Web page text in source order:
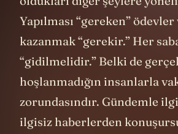
Yapılması “gereken”
kazanmak “gerekir.” Her
“gidilmelidir.” Belki de
hoşlanmadığın insanlarla
zorundasındır. Gündemle
ilgisiz haberlerden